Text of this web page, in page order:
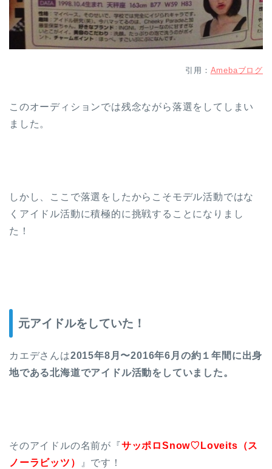
引用： Amebaブログ
このオーディションでは残念ながら落選をしてしまい
ました。
しかし、ここで落選をしたからこそモデル活動ではな
くアイドル活動に積極的に挑戦することになりまし
た！
元アイドルをしていた！
カエデさんは2015年8月〜2016年6月の約１年間に出身
地である北海道でアイドル活動をしていました。
そのアイドルの名前が『サッポロSnow♡Loveits（ス
ノーラビッツ）
』です！